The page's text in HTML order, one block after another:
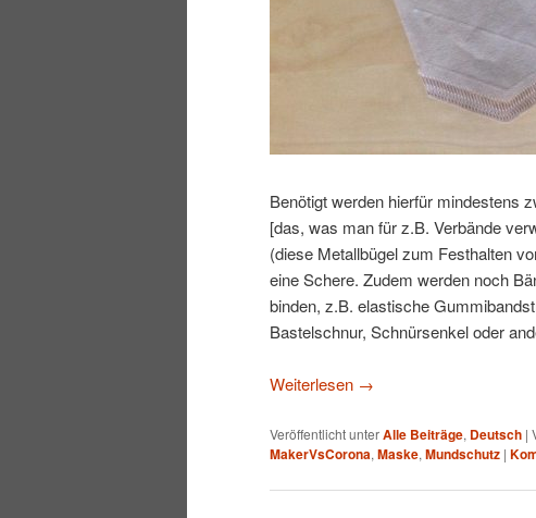
Benötigt werden hierfür mindestens
[das, was man für z.B. Verbände
(diese Metallbügel zum Festhalten
eine Schere. Zudem werden noch
binden, z.B. elastische
Bastelschnur, Schnürsenkel oder
Weiterlesen →
Veröffentlicht unterAlle Beiträge, Deutsch |
MakerVsCorona, Maske, Mundschutz |